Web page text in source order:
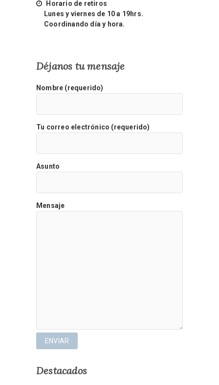
Horario de retiros
Lunes y viernes de 10 a 19hrs.
Coordinando día y hora.
Déjanos tu mensaje
Nombre (requerido)
Tu correo electrónico (requerido)
Asunto
Mensaje
Destacados